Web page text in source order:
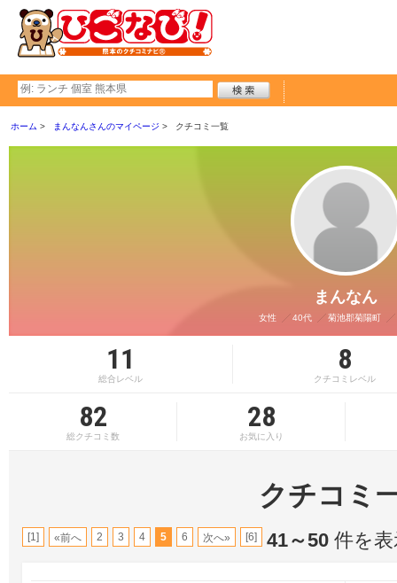
ホーム まんなんさんのマイページ クチコミ一覧
まんなん
女性 40代 菊池郡菊陽町
11
総合レベル
8
クチコミレベル
82
総クチコミ数
28
お気に入り
クチコミ
[1] «前へ 2 3 4 5 6 次へ» [6] 41～50 件を